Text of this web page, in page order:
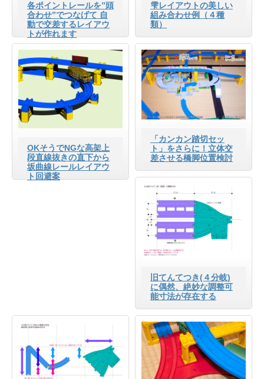
各ポイントレールを”頭
合わせ”でつなげて 自
動で交差するレイアウ
トが作れます
雫レイアウトの美しい
組み合わせ例（４種
類）
OKそうでNGな高架上
段直線抜きの直下から
坂曲線レールレイアウ
ト回避案
「カンカン踏切セッ
ト」をさらに！立体交
差させる橋脚位置検討
旧てんてつき(４分岐)
に偶然、絶妙な調整可
能寸法が存在する